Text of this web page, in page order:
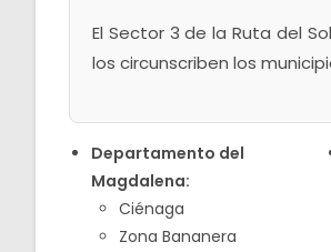
El Sector 3 de la Ruta del
los circunscriben los
Departamento del
Magdalena:
Ciénaga
Zona Bananera